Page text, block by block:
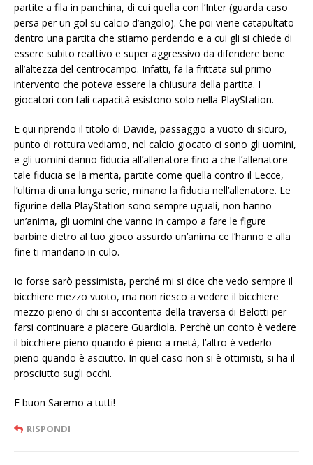
partite a fila in panchina, di cui quella con l’Inter (guarda caso
persa per un gol su calcio d’angolo). Che poi viene catapultato
dentro una partita che stiamo perdendo e a cui gli si chiede di
essere subito reattivo e super aggressivo da difendere bene
all’altezza del centrocampo. Infatti, fa la frittata sul primo
intervento che poteva essere la chiusura della partita. I
giocatori con tali capacità esistono solo nella PlayStation.
E qui riprendo il titolo di Davide, passaggio a vuoto di sicuro,
punto di rottura vediamo, nel calcio giocato ci sono gli uomini,
e gli uomini danno fiducia all’allenatore fino a che l’allenatore
tale fiducia se la merita, partite come quella contro il Lecce,
l’ultima di una lunga serie, minano la fiducia nell’allenatore. Le
figurine della PlayStation sono sempre uguali, non hanno
un’anima, gli uomini che vanno in campo a fare le figure
barbine dietro al tuo gioco assurdo un’anima ce l’hanno e alla
fine ti mandano in culo.
Io forse sarò pessimista, perché mi si dice che vedo sempre il
bicchiere mezzo vuoto, ma non riesco a vedere il bicchiere
mezzo pieno di chi si accontenta della traversa di Belotti per
farsi continuare a piacere Guardiola. Perchè un conto è vedere
il bicchiere pieno quando è pieno a metà, l’altro è vederlo
pieno quando è asciutto. In quel caso non si è ottimisti, si ha il
prosciutto sugli occhi.
E buon Saremo a tutti!
RISPONDI